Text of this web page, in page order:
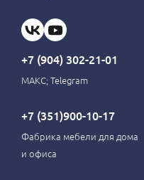
+7 (904) 302-21-01
МАКС; Telegram
+7 (351)900-10-17
Фабрика мебели для дома
и офиса